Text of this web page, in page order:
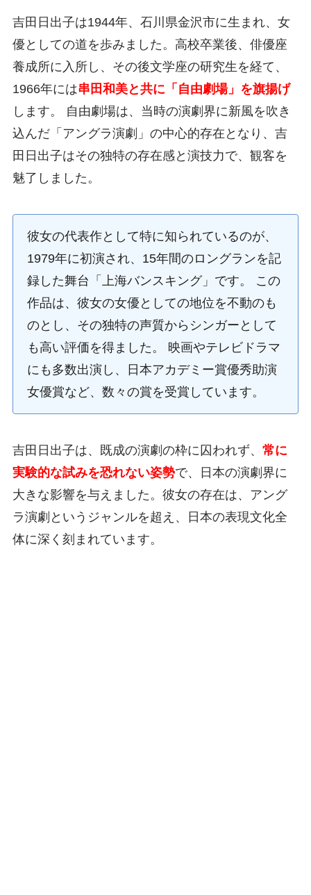
吉田日出子は1944年、石川県金沢市に生まれ、女
優としての道を歩みました。高校卒業後、俳優座
養成所に入所し、その後文学座の研究生を経て、
1966年には串田和美と共に「自由劇場」を旗揚げ
します。 自由劇場は、当時の演劇界に新風を吹き
込んだ「アングラ演劇」の中心的存在となり、吉
田日出子はその独特の存在感と演技力で、観客を
魅了しました。
彼女の代表作として特に知られているのが、
1979年に初演され、15年間のロングランを記
録した舞台「上海バンスキング」です。 この
作品は、彼女の女優としての地位を不動のも
のとし、その独特の声質からシンガーとして
も高い評価を得ました。 映画やテレビドラマ
にも多数出演し、日本アカデミー賞優秀助演
女優賞など、数々の賞を受賞しています。
吉田日出子は、既成の演劇の枠に囚われず、 常に
実験的な試みを恐れない姿勢で、日本の演劇界に
大きな影響を与えました。彼女の存在は、アング
ラ演劇というジャンルを超え、日本の表現文化全
体に深く刻まれています。